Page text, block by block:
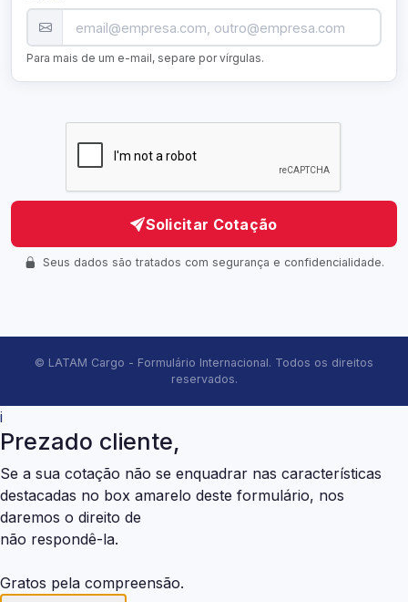
Para mais de um e-mail, separe por vírgulas.
Solicitar Cotação
Seus dados são tratados com segurança e confidencialidade.
© LATAM Cargo - Formulário Internacional. Todos os direitos
reservados.
i
Prezado cliente,
Se a sua cotação não se enquadrar nas características
destacadas no box amarelo deste formulário, nos
daremos o direito de
não respondê-la.
Gratos pela compreensão.